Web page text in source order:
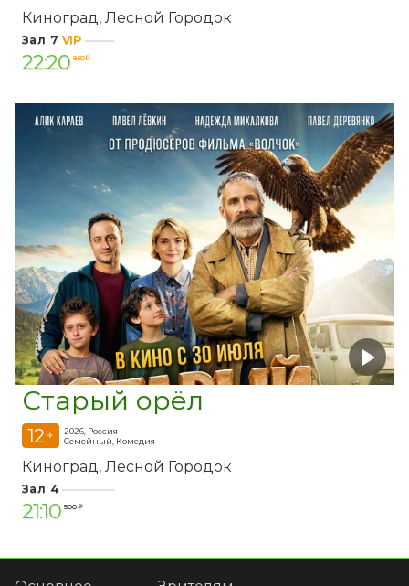
Киноград Лесной Городок
Зал 7 VIP
22:20 850 ₽
Старый орёл
12 +
2026, Россия
Семейный, Комедия
Киноград Лесной Городок
Зал 4
21:10 500 ₽